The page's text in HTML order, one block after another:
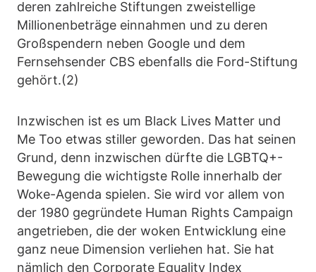
deren zahlreiche Stiftungen zweistellige
Millionenbeträge einnahmen und zu deren
Großspendern neben Google und dem
Fernsehsender CBS ebenfalls die Ford-Stiftung
gehört.(2)
Inzwischen ist es um Black Lives Matter und
Me Too etwas stiller geworden. Das hat seinen
Grund, denn inzwischen dürfte die LGBTQ+-
Bewegung die wichtigste Rolle innerhalb der
Woke-Agenda spielen. Sie wird vor allem von
der 1980 gegründete Human Rights Campaign
angetrieben, die der woken Entwicklung eine
ganz neue Dimension verliehen hat. Sie hat
nämlich den Corporate Equality Index